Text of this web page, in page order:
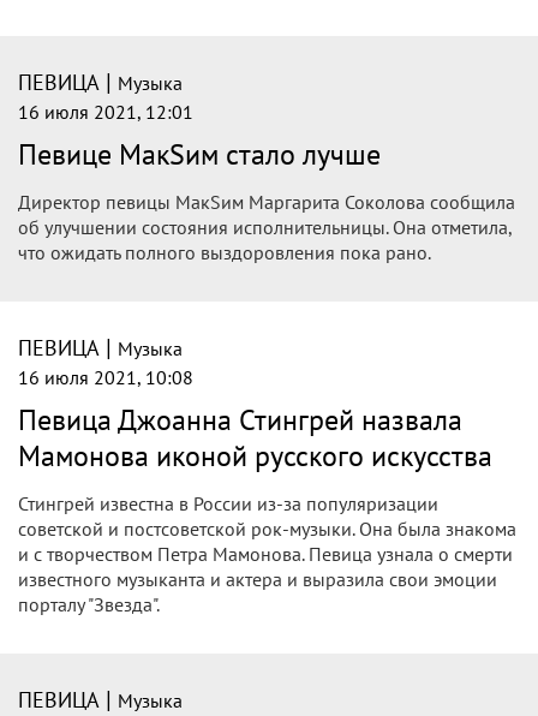
ПЕВИЦА | Музыка
16 июля 2021, 12:01
Певице МакSим стало лучше
Директор певицы МакSим Маргарита Соколова сообщила
об улучшении состояния исполнительницы. Она отметила,
что ожидать полного выздоровления пока рано.
ПЕВИЦА | Музыка
16 июля 2021, 10:08
Певица Джоанна Стингрей назвала
Мамонова иконой русского искусства
Стингрей известна в России из-за популяризации
советской и постсоветской рок-музыки. Она была знакома
и с творчеством Петра Мамонова. Певица узнала о смерти
известного музыканта и актера и выразила свои эмоции
порталу "Звезда".
ПЕВИЦА | Музыка